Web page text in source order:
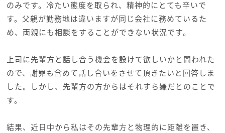
のみです。冷たい態度を取られ、精神的にとても辛いで
す。父親が勤務地は違いますが同じ会社に務めているた
め、両親にも相談をすることができない状況です。
上司に先輩方と話し合う機会を設けて欲しいかと問われた
ので、謝罪も含めて話し合いをさせて頂きたいと回答しま
した。しかし、先輩方の方からはそれすら嫌だとのことで
す。
結果、近日中から私はその先輩方と物理的に距離を置き、